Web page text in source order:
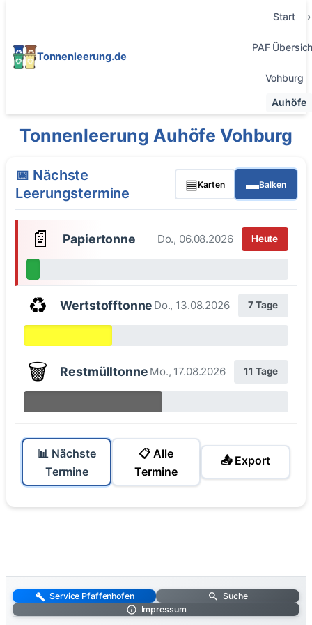
Tonnenleerung.de
Start
PAF
Vohburg
Auhöfe
Tonnenleerung Auhöfe Vohburg
📅 Nächste
Leerungstermine
▤Karten ▬Balken
📄 Papiertonne Do., 06.08.2026 Heute
♻️ Wertstofftonne Do., 13.08.2026 7 Tage
🗑️ Restmülltonne Mo., 17.08.2026 11 Tage
📊 Nächste
Termine
📋 Alle
Termine
📤 Export
Service Pfaffenhofen
Suche
Impressum